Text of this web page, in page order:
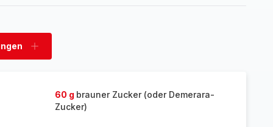
Ladungen
60 g brauner Zucker (oder Demerara-
Zucker)